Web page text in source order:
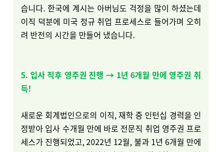
습니다. 한국에 계시는 아버님도 걱정을 많이 하셨는데
이직 덕분에 미국 정규 취업 프로세스로 들어가며 오히
려 반전의 시간을 만들어 냈습니다.
5. 입사 직후 영주권 진행 → 1년 6개월 만에 영주권 취
득!
새로운 회계법인으로의 이직, 재학 중 인턴십 경력을 인
정받아 입사 수개월 만에 바로 전문직 취업 영주권 프로
세스가 진행되었고, 2022년 12월, 불과 1년 6개월 만에